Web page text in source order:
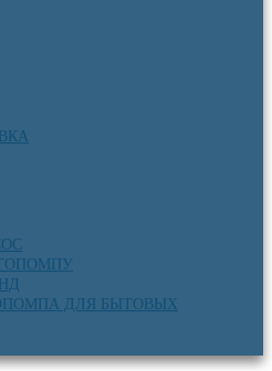
ДЛЯ БЫТОВЫХ